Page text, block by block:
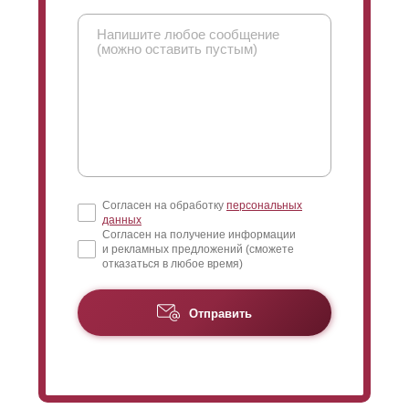
Согласен на обработку персональных
данных
Согласен на получение информации
и рекламных предложений (сможете
отказаться в любое время)
Отправить